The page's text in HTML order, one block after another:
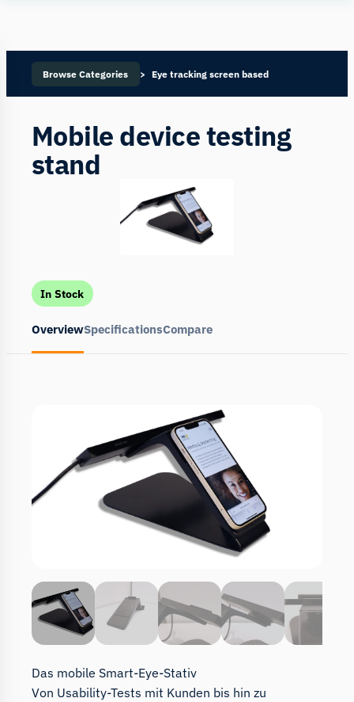
Browse Categories Eye tracking screen based
Mobile device testing
stand
In Stock
OverviewSpecificationsCompare
Das mobile Smart-Eye-Stativ
Von Usability-Tests mit Kunden bis hin zu